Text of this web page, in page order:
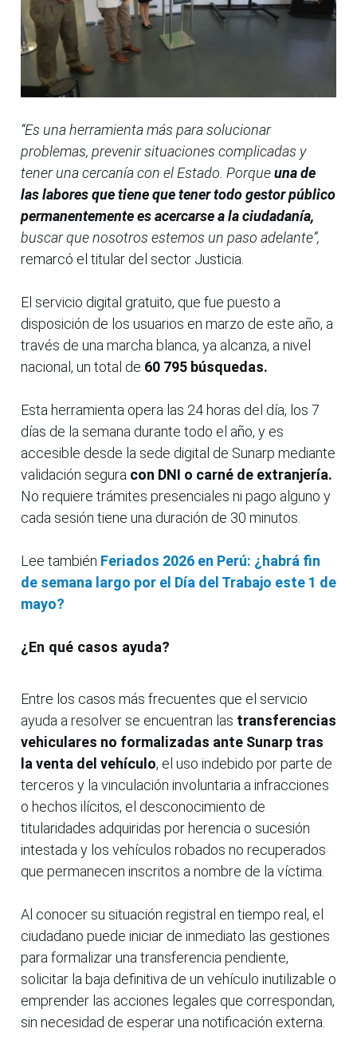
“Es una herramienta más para solucionar
problemas, prevenir situaciones complicadas y
tener una cercanía con el Estado. Porqueuna de
las labores que tiene que tener todo gestor público
permanentemente es acercarse a la ciudadanía,
buscar que nosotros estemos un paso adelante”,
remarcó el titular del sector Justicia.
El servicio digital gratuito, que fue puesto a
disposición de los usuarios en marzo de este año, a
través de una marcha blanca, ya alcanza, a nivel
nacional, un total de 60 795 búsquedas.
Esta herramienta opera las 24 horas del día, los 7
días de la semana durante todo el año, y es
accesible desde la sede digital de Sunarp mediante
validación segura con DNI o carné de extranjería.
No requiere trámites presenciales ni pago alguno y
cada sesión tiene una duración de 30 minutos.
Lee también Feriados 2026 en Perú: ¿habrá fin
de semana largo por el Día del Trabajo este 1 de
mayo?
¿En qué casos ayuda?
Entre los casos más frecuentes que el servicio
ayuda a resolver se encuentran las transferencias
vehiculares no formalizadas ante Sunarp tras
la venta del vehículo, el uso indebido por parte de
terceros y la vinculación involuntaria a infracciones
o hechos ilícitos, el desconocimiento de
titularidades adquiridas por herencia o sucesión
intestada y los vehículos robados no recuperados
que permanecen inscritos a nombre de la víctima.
Al conocer su situación registral en tiempo real, el
ciudadano puede iniciar de inmediato las gestiones
para formalizar una transferencia pendiente,
solicitar la baja definitiva de un vehículo inutilizable o
emprender las acciones legales que correspondan,
sin necesidad de esperar una notificación externa.